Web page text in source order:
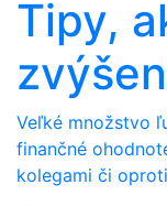
Tipy,
Veľké množstvo
finančné
kolegami či